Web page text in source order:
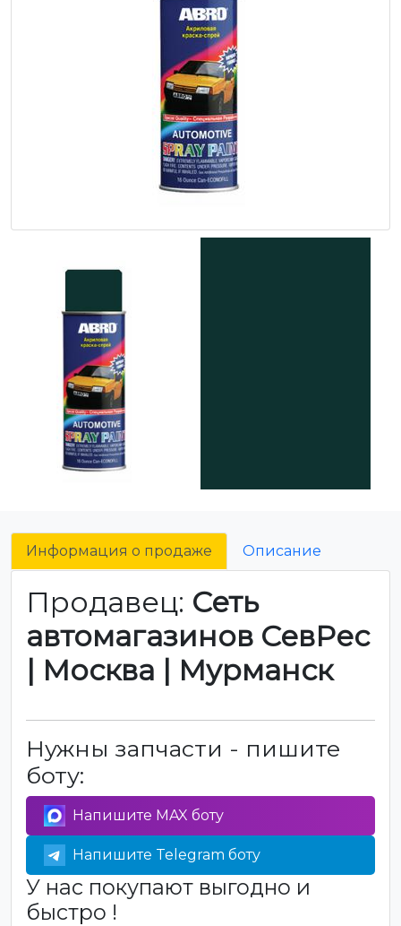
Информация о продаже Описание
Продавец: Сеть
автомагазинов СевРес
| Москва | Мурманск
Нужны запчасти - пишите
боту:
Напишите MAX боту
Напишите Telegram боту
У нас покупают выгодно и
быстро !